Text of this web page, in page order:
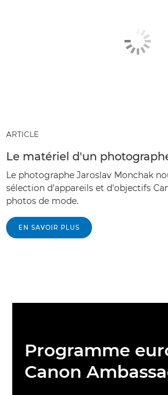
ARTICLE
Le matériel d'un
Le photographe Jaroslav Monchak
sélection d'appareils et d'objectifs
photos de mode.
EN SAVOIR PLUS
Programme
Canon